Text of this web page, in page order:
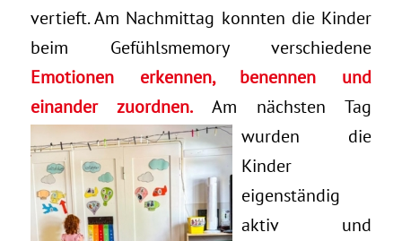
vertieft. Am Nachmittag konnten die Kinder
beim Gefühlsmemory verschiedene
Emotionen erkennen, benennen und
einander zuordnen.Am nächsten Tag
wurden die
Kinder
eigenständig
aktiv und